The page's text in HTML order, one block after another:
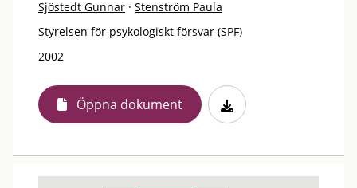
Sjöstedt Gunnar · Stenström Paula
Styrelsen för psykologiskt försvar (SPF)
2002
Öppna dokument